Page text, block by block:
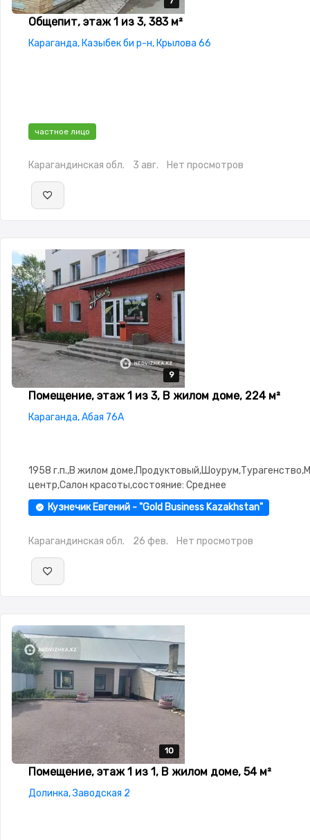
Общепит, этаж 1 из 3, 383 м²
Караганда, Казыбек би р-н, Крылова 66
частное лицо
Карагандинская обл. 3 авг. Нет просмотров
9
9
9
9
9
Помещение, этаж 1 из 3, В жилом доме, 224 м²
Караганда, Абая 76А
1958 г.п.,В жилом
центр,Салон красоты,состояние: Среднее
Кузнечик Евгений - "Gold Business Kazakhstan"
Карагандинская обл. 26 фев. Нет просмотров
10
10
10
10
10
Помещение, этаж 1 из 1, В жилом доме, 54 м²
Долинка, Заводская 2